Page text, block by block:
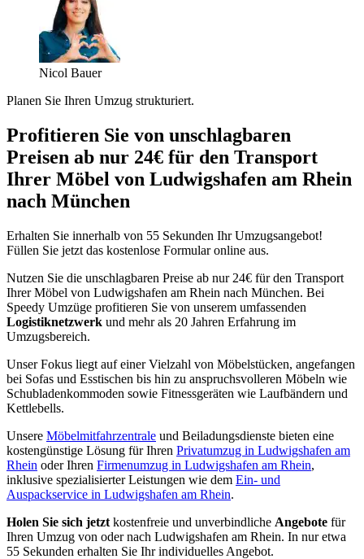
Nicol Bauer
Planen Sie Ihren Umzug strukturiert.
Profitieren Sie von unschlagbaren
Preisen ab nur 24€ für den Transport
Ihrer Möbel von Ludwigshafen am Rhein
nach München
Erhalten Sie innerhalb von 55 Sekunden Ihr Umzugsangebot!
Füllen Sie jetzt das kostenlose Formular online aus.
Nutzen Sie die unschlagbaren Preise ab nur 24€ für den Transport
Ihrer Möbel von Ludwigshafen am Rhein nach München. Bei
Speedy Umzüge profitieren Sie von unserem umfassenden
Logistiknetzwerk und mehr als 20 Jahren Erfahrung im
Umzugsbereich.
Unser Fokus liegt auf einer Vielzahl von Möbelstücken, angefangen
bei Sofas und Esstischen bis hin zu anspruchsvolleren Möbeln wie
Schubladenkommoden sowie Fitnessgeräten wie Laufbändern und
Kettlebells.
Unsere Möbelmitfahrzentrale und Beiladungsdienste bieten eine
kostengünstige Lösung für Ihren Privatumzug in Ludwigshafen am
Rhein oder Ihren Firmenumzug in Ludwigshafen am Rhein,
inklusive spezialisierter Leistungen wie dem Ein- und
Auspackservice in Ludwigshafen am Rhein.
Holen Sie sich jetzt kostenfreie und unverbindliche Angebote für
Ihren Umzug von oder nach Ludwigshafen am Rhein. In nur etwa
55 Sekunden erhalten Sie Ihr individuelles Angebot.